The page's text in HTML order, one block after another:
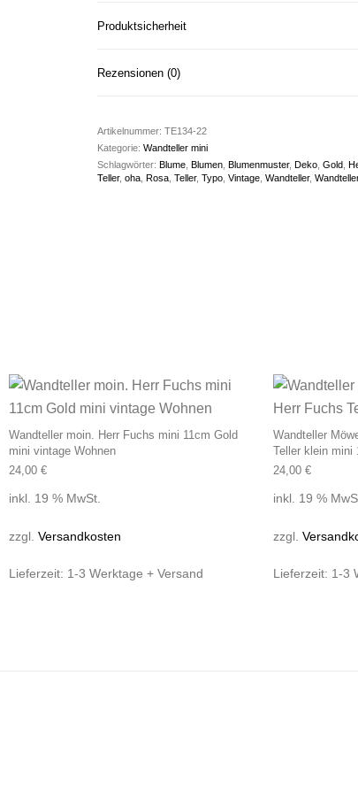
Produktsicherheit
Rezensionen (0)
Artikelnummer: TE134-22
Kategorie: Wandteller mini
Schlagwörter: Blume, Blumen, Blumenmuster, Deko, Gold,
Teller, oha, Rosa, Teller, Typo, Vintage, Wandteller,
Wandteller moin. Herr Fuchs mini 11cm Gold
mini vintage Wohnen
24,00 €
inkl. 19 % MwSt.
zzgl. Versandkosten
Lieferzeit: 1-3 Werktage + Versand
Wandteller
Teller klein mini
24,00 €
inkl. 19 %
zzgl.
Lieferzeit: 1-3